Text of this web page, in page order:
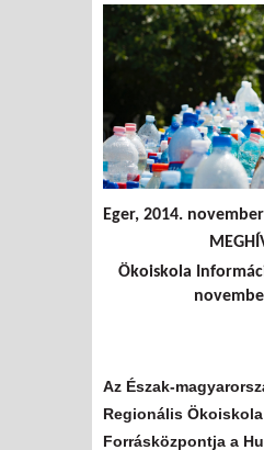
Eger, 2014.
Ökoiskola
Az Észak-
Regionális Ökoiskola
Forrásközpontja a